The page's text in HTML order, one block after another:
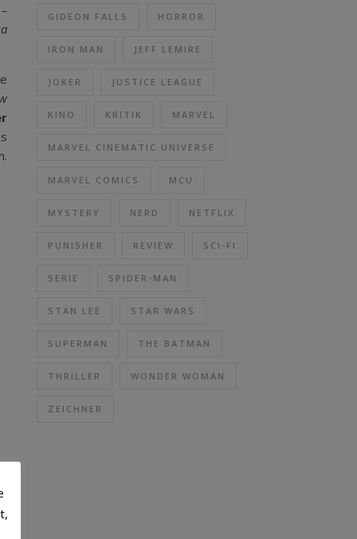
GIDEON FALLS HORROR
IRON MAN JEFF LEMIRE
JOKER JUSTICE LEAGUE
KINO KRITIK MARVEL
MARVEL CINEMATIC UNIVERSE
MARVEL COMICS MCU
MYSTERY NERD NETFLIX
PUNISHER REVIEW SCI-FI
SERIE SPIDER-MAN
STAN LEE STAR WARS
SUPERMAN THE BATMAN
THRILLER WONDER WOMAN
ZEICHNER